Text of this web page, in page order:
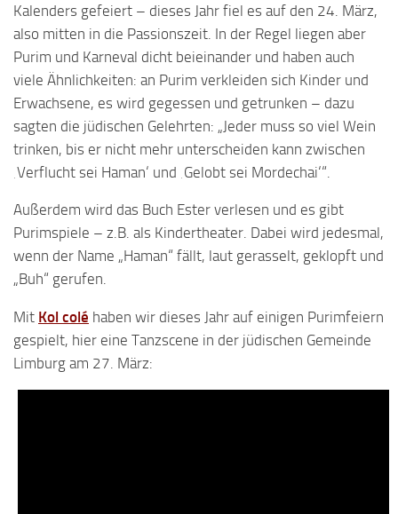
Kalenders gefeiert – dieses Jahr fiel es auf den 24. März,
also mitten in die Passionszeit. In der Regel liegen aber
Purim und Karneval dicht beieinander und haben auch
viele Ähnlichkeiten: an Purim verkleiden sich Kinder und
Erwachsene, es wird gegessen und getrunken – dazu
sagten die jüdischen Gelehrten: „Jeder muss so viel Wein
trinken, bis er nicht mehr unterscheiden kann zwischen
‚Verflucht sei Haman‘ und ‚Gelobt sei Mordechai‘“.
Außerdem wird das Buch Ester verlesen und es gibt
Purimspiele – z.B. als Kindertheater. Dabei wird jedesmal,
wenn der Name „Haman“ fällt, laut gerasselt, geklopft und
„Buh“ gerufen.
Mit Kol colé haben wir dieses Jahr auf einigen Purimfeiern
gespielt, hier eine Tanzscene in der jüdischen Gemeinde
Limburg am 27. März: